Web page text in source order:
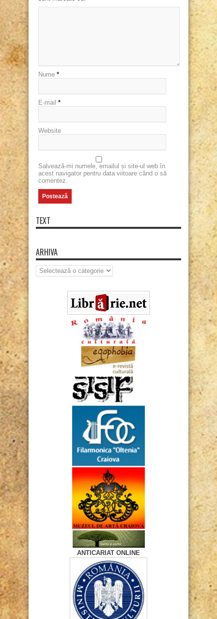
Nume *
E-mail *
Website
Salvează-mi numele, emailul și site-ul web în
acest navigator pentru data viitoare când o să
comentez.
TEXT
ARHIVA
Arhiva
ANTICARIAT ONLINE